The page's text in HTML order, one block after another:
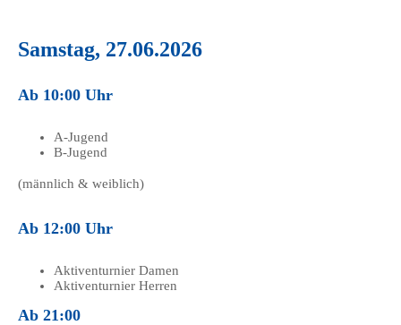
Samstag, 27.06.2026
Ab 10:00 Uhr
A-Jugend
B-Jugend
(männlich & weiblich)
Ab 12:00 Uhr
Aktiventurnier Damen
Aktiventurnier Herren
Ab 21:00